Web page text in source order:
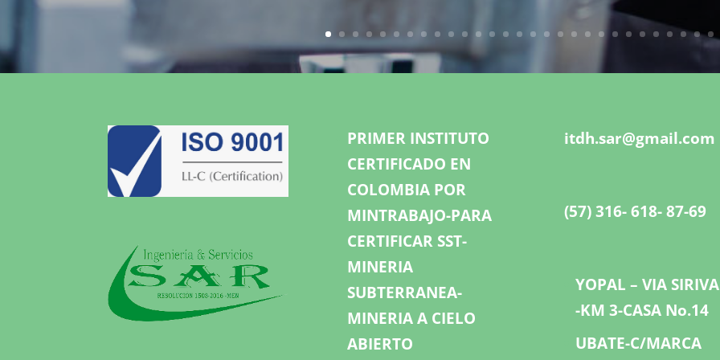
PRIMER INSTITUTO
CERTIFICADO EN
COLOMBIA POR
MINTRABAJO-PARA
CERTIFICAR SST-
MINERIA
SUBTERRANEA-
MINERIA A CIELO
ABIERTO
itdh.sar@gmail.com
(57) 316- 618- 87-69
YOPAL – VIA
-KM 3-CASA No.14
UBATE-C/MARCA